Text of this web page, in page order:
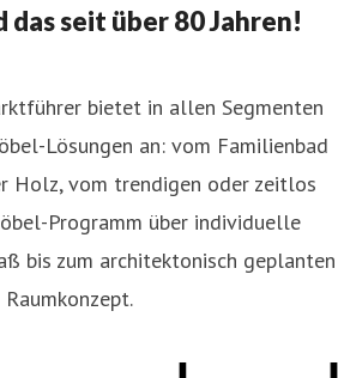
seit über 80 Jahren!
bietet in allen Segmenten
Lösungen an: vom Familienbad
Holz, vom trendigen oder zeitlos
Programm über individuelle
bis zum architektonisch geplanten
Raumkonzept.